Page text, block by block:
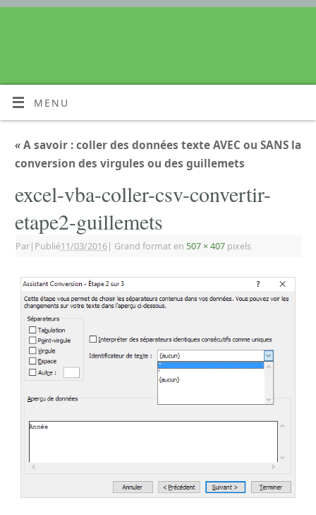
MENU
«A savoir : coller des données texte AVEC ou SANS la
conversion des virgules ou des guillemets
excel-vba-coller-csv-convertir-
etape2-guillemets
Par| Publié11/03/2016| Grand format en 507 × 407 pixels